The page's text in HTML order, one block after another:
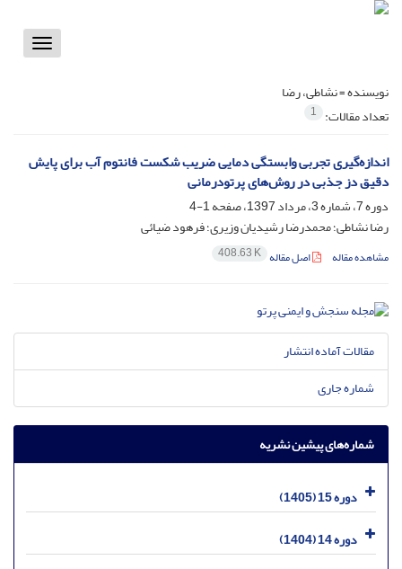
Toggle
نویسنده =نشاطی، رضا
تعداد مقالات: 1
اندازه‌گیری تجربی وابستگی دمایی ضریب شکست فانتوم آب برای پایش
دقیق دز جذبی در روش‌های پرتودرمانی
دوره 7، شماره 3، مرداد 1397، صفحه
1-4
رضا نشاطی؛ محمدرضا رشیدیان وزیری؛ فرهود ضیائی
مشاهده مقاله اصل مقاله 408.63 K
مقالات آماده انتشار
شماره جاری
شماره‌های پیشین نشریه
دوره 15 (1405)
دوره 14 (1404)